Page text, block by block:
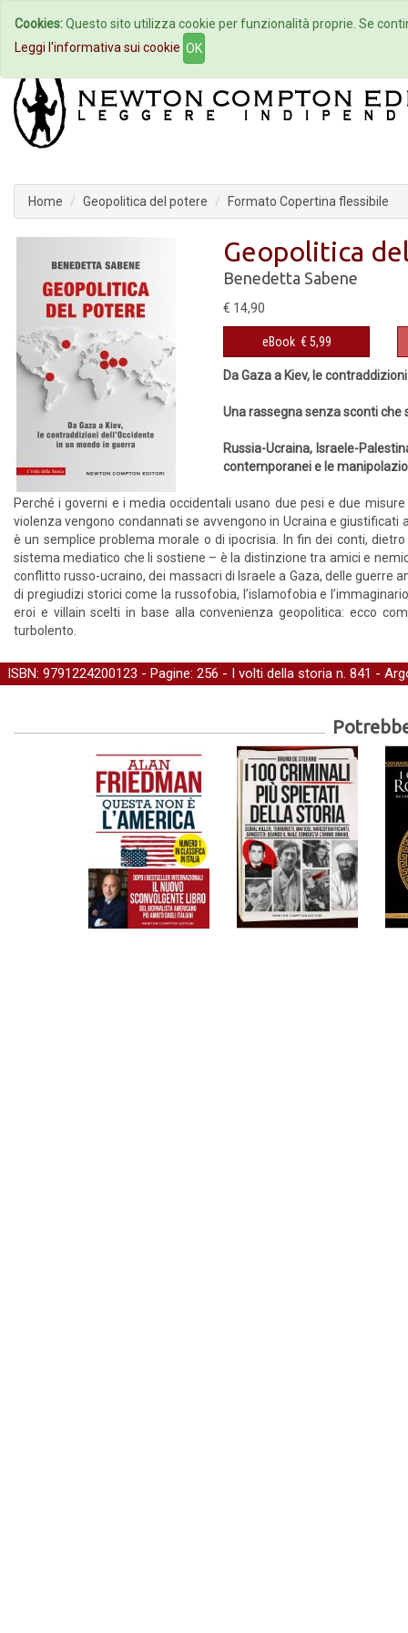
Home Autori Eventi
Home Geopolitica del potere Formato Copertina flessibile
Geopolitica
Benedetta Sabene
€ 14,90
eBook € 5,99
Da Gaza a Kiev, le
Una rassegna senza sconti che
Russia-Ucraina, Israele-
contemporanei e le
Perché i governi e i media occidentali usano due pesi e due
violenza vengono condannati se avvengono in Ucraina e
è un semplice problema morale o di ipocrisia. In fin dei conti,
sistema mediatico che li sostiene – è la distinzione tra amici e
conflitto russo-ucraino, dei massacri di Israele a Gaza, delle guerre
di pregiudizi storici come la russofobia, l’islamofobia e
eroi e villain scelti in base alla convenienza geopolitica: ecco
turbolento.
ISBN: 9791224200123 - Pagine: 256 - I volti della storia n. 841 -
Cookies:Questo sito utilizza cookie per funzionalità proprie. Se
Leggi l'informativa sui cookie OK